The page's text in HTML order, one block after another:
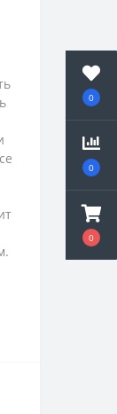
0
0
0